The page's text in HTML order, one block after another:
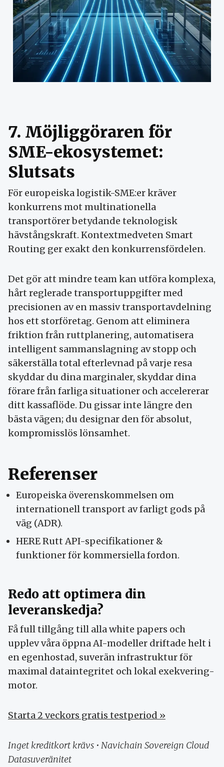
7. Möjliggöraren för
SME-ekosystemet:
Slutsats
För europeiska logistik-SME:er kräver
konkurrens mot multinationella
transportörer betydande teknologisk
hävstångskraft. Kontextmedveten Smart
Routing ger exakt den konkurrensfördelen.
Det gör att mindre team kan utföra komplexa,
hårt reglerade transportuppgifter med
precisionen av en massiv transportavdelning
hos ett storföretag. Genom att eliminera
friktion från ruttplanering, automatisera
intelligent sammanslagning av stopp och
säkerställa total efterlevnad på varje resa
skyddar du dina marginaler, skyddar dina
förare från farliga situationer och accelererar
ditt kassaflöde. Du gissar inte längre den
bästa vägen; du designar den för absolut,
kompromisslös lönsamhet.
Referenser
Europeiska överenskommelsen om
internationell transport av farligt gods på
väg (ADR).
HERE Rutt API-specifikationer &
funktioner för kommersiella fordon.
Redo att optimera din
leveranskedja?
Få full tillgång till alla white papers och
upplev våra öppna AI-modeller driftade helt i
en egenhostad, suverän infrastruktur för
maximal dataintegritet och lokal exekvering-
motor.
Starta 2 veckors gratis testperiod »
Inget kreditkort krävs • Navichain Sovereign Cloud
Datasuveränitet